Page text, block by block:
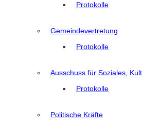
Protokolle
Gemeindevertretung
Protokolle
Ausschuss für Soziales,
Protokolle
Politische Kräfte